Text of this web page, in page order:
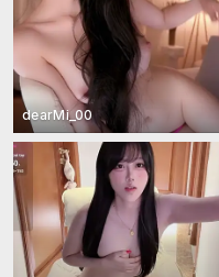
dearMi_00